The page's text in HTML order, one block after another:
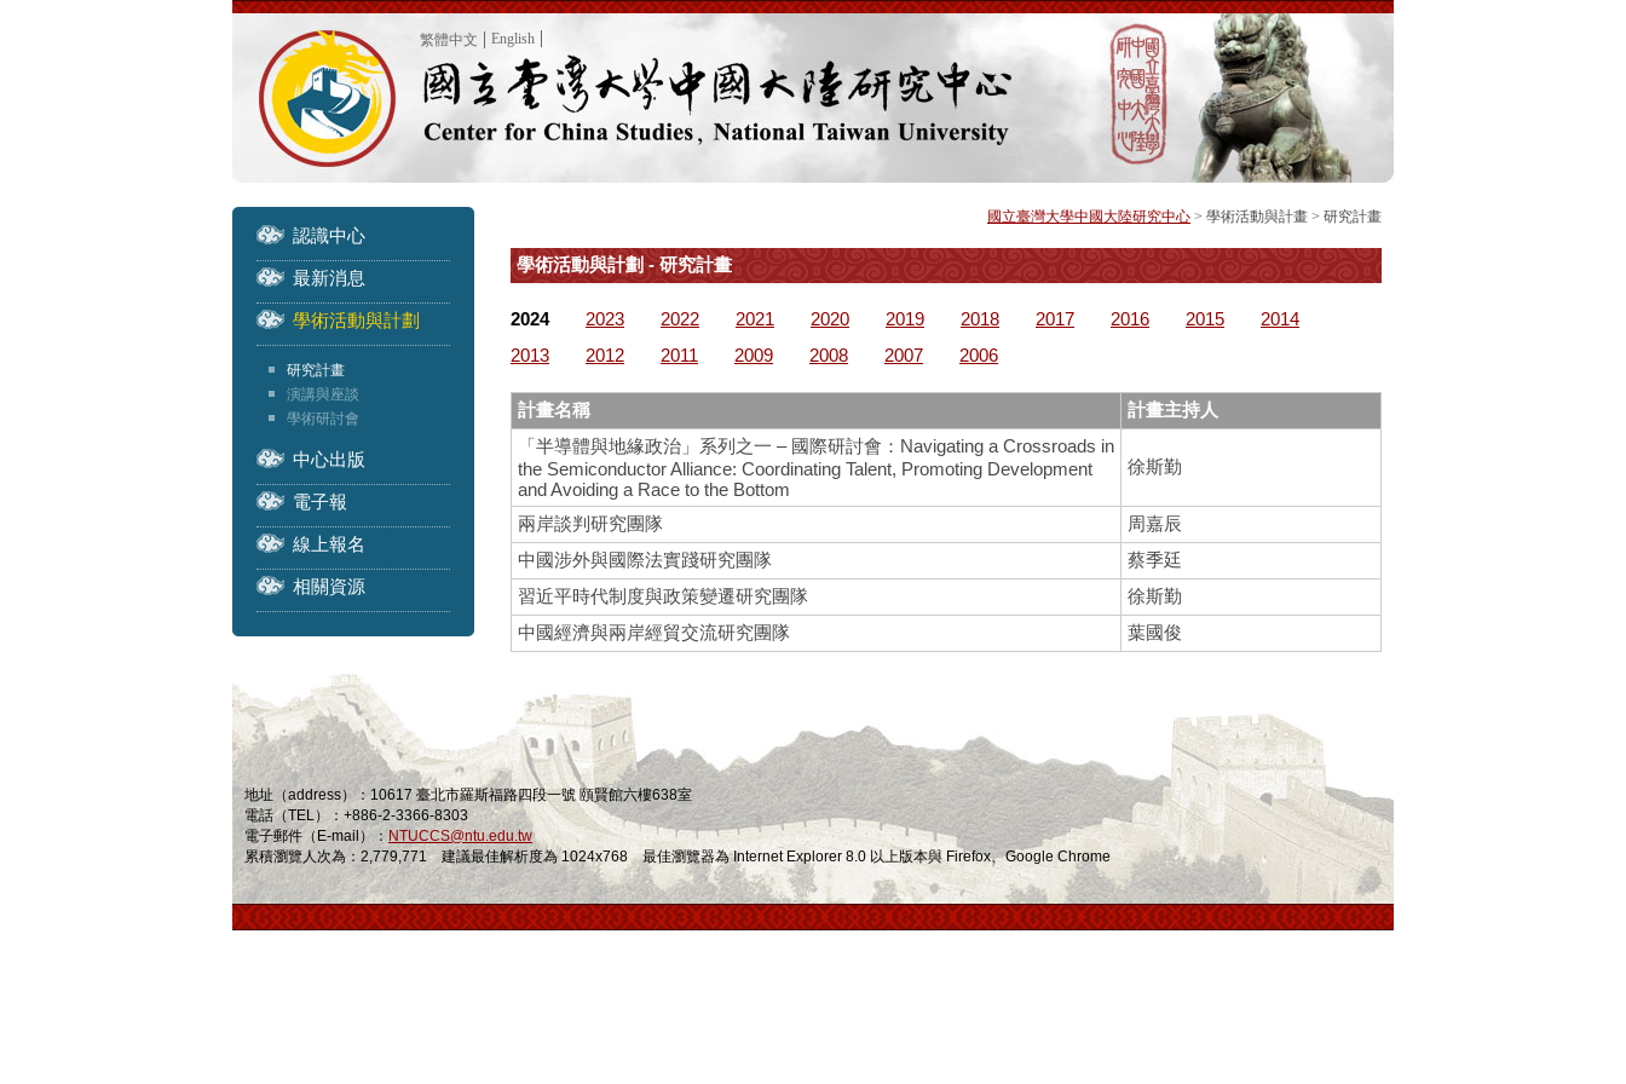
繁體中文 English
認識中心
最新消息
學術活動與計劃
研究計畫
演講與座談
學術研討會
中心出版
電子報
線上報名
相關資源
國立臺灣大學中國大陸研究中心 > 學術活動與計畫 > 研究計畫
學術活動與計劃 - 研究計畫
2024 2023 2022 2021 2020 2019 2018 2017 2016 2015
2014
2013
2012 2011 2009 2008 2007 2006
計畫名稱
計畫主持人
「半導體與地緣政治」系列之一 – 國際研討會：Navigating a Crossroads in
the Semiconductor Alliance: Coordinating Talent, Promoting Development
and Avoiding a Race to the Bottom
徐斯勤
兩岸談判研究團隊
周嘉辰
中國涉外與國際法實踐研究團隊
蔡季廷
習近平時代制度與政策變遷研究團隊
徐斯勤
中國經濟與兩岸經貿交流研究團隊
葉國俊
地址（address）：10617 臺北市羅斯福路四段一號 頤賢館六樓638室
電話（TEL）：+886-2-3366-8303
電子郵件（E-mail）： NTUCCS@ntu.edu.tw
累積瀏覽人次為：2,779,771 建議最佳解析度為 1024x768 最佳瀏覽器為 Internet Explorer 8.0 以上版本與 Firefox、Google Chrome